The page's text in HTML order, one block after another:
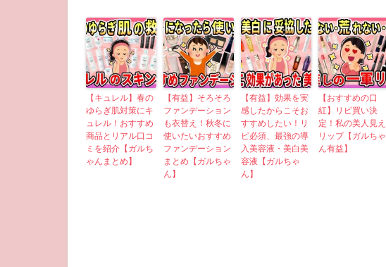
【キュレル】春の
ゆらぎ肌対策にキ
ュレル！おすすめ
商品とリアル口コ
ミを紹介【ガルち
ゃんまとめ】
【有益】そろそろ
ファンデーション
も衣替え！秋冬に
使いたいおすすめ
ファンデーション
まとめ【ガルちゃ
ん】
【有益】効果を実
感したからこそお
すすめしたい！リ
ピ必須、最強の導
入美容液・美白美
容液【ガルちゃ
ん】
【おすすめの口
紅】リピ買い決
定！私の美人見え
リップ【ガルちゃ
ん有益】